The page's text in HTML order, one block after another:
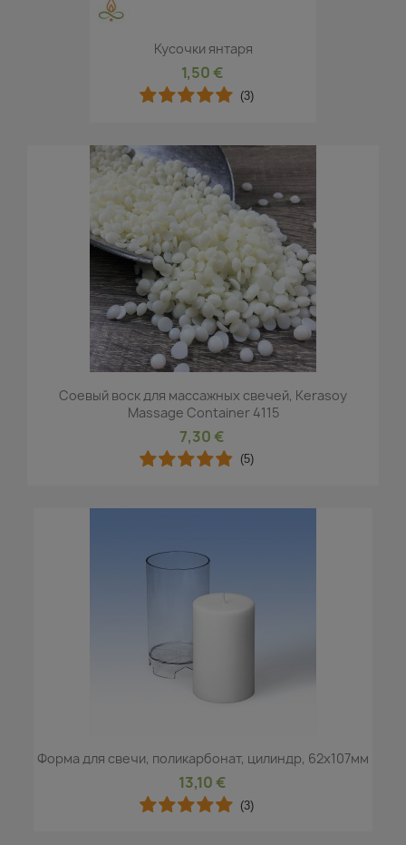
Кусочки янтаря
1,50 €
(3)
Соевый воск для массажных свечей, Kerasoy
Massage Container 4115
7,30 €
(5)
Форма для свечи, поликарбонат, цилиндр, 62х107мм
13,10 €
(3)